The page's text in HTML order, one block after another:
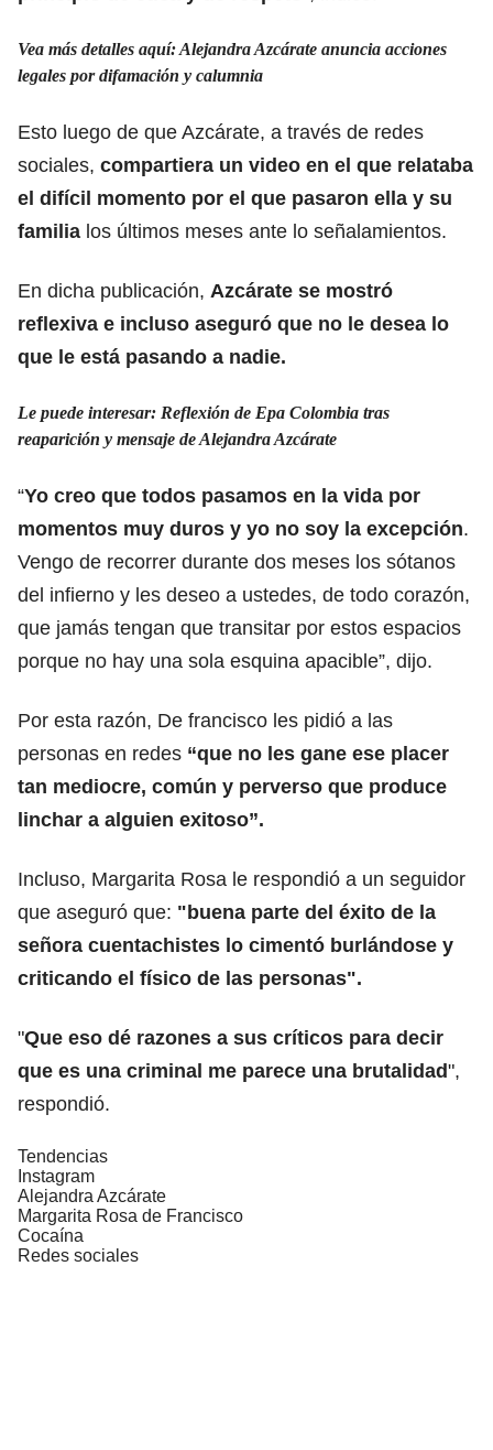
Vea más detalles aquí: Alejandra Azcárate anuncia acciones
legales por difamación y calumnia
Esto luego de que Azcárate, a través de redes
sociales, compartiera un video en el que relataba
el difícil momento por el que pasaron ella y su
familia los últimos meses ante lo señalamientos.
En dicha publicación, Azcárate se mostró
reflexiva e incluso aseguró que no le desea lo
que le está pasando a nadie.
Le puede interesar: Reflexión de Epa Colombia tras
reaparición y mensaje de Alejandra Azcárate
“Yo creo que todos pasamos en la vida por
momentos muy duros y yo no soy la excepción.
Vengo de recorrer durante dos meses los sótanos
del infierno y les deseo a ustedes, de todo corazón,
que jamás tengan que transitar por estos espacios
porque no hay una sola esquina apacible”, dijo.
Por esta razón, De francisco les pidió a las
personas en redes “que no les gane ese placer
tan mediocre, común y perverso que produce
linchar a alguien exitoso”.
Incluso, Margarita Rosa le respondió a un seguidor
que aseguró que: "buena parte del éxito de la
señora cuentachistes lo cimentó burlándose y
criticando el físico de las personas".
"Que eso dé razones a sus críticos para decir
que es una criminal me parece una brutalidad",
respondió.
Tendencias
Instagram
Alejandra Azcárate
Margarita Rosa de Francisco
Cocaína
Redes sociales